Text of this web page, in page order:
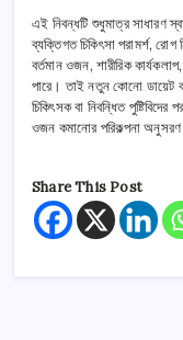
এই নিবন্ধটি শুধুমাত্র সাধারণ
ব্যক্তিগত চিকিৎসা পরামর্শ, রোগ
বর্তমান ওজন, শারীরিক
পারে। তাই নতুন কোনো ডায়েট
চিকিৎসক বা নিবন্ধিত
ওজন কমানোর পরিকল্পনা অনুসরণ
Share This Post